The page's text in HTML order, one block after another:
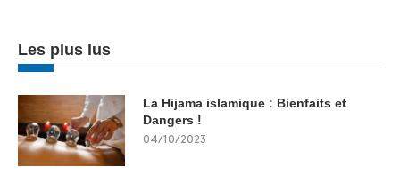
Les plus lus
La Hijama islamique : Bienfaits et
Dangers !
04/10/2023